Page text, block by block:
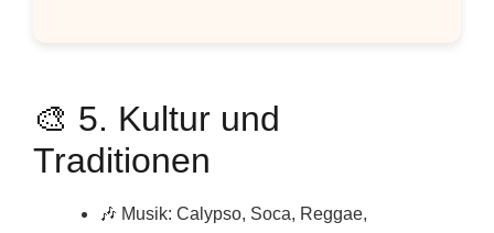
🎨 5. Kultur und
Traditionen
🎶 Musik: Calypso, Soca, Reggae,